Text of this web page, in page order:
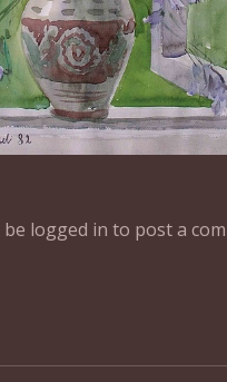
logged in to post a